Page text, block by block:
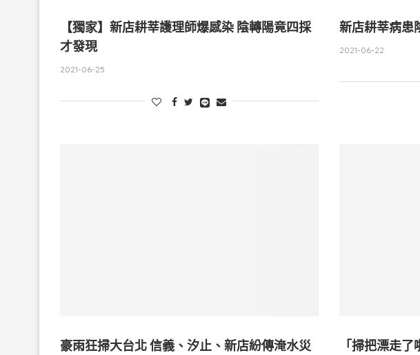
【獨家】新店耕莘護理師爆感染 陰轉陽竟四採
才發現
2021-06-25
新店耕莘病患
2021-06-22
豪雨狂掃大台北 信義、汐止、新店紛傳淹水災
「掃把漂走